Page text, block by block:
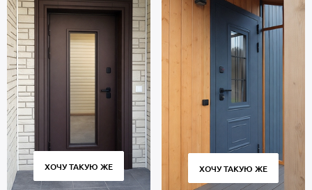
Позвоните в отдел продаж или оставьте заявку на сайте, чтобы
приобрести дверь под ваш размер. Бесплатный вызов
замерщика. Изготовление от 2 дн. Аккуратная доставка по
Москве и МО, профессиональный монтаж.
ХОЧУ ТАКУЮ ЖЕ ХОЧУ ТАКУЮ ЖЕ